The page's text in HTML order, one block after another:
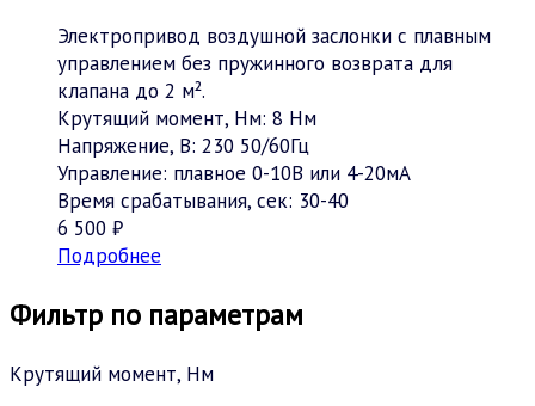
Электропривод воздушной заслонки с плавным
управлением без пружинного возврата для
клапана до 2 м².
Крутящий момент, Нм: 8 Нм
Напряжение, В: 230 50/60Гц
Управление: плавное 0-10В или 4-20мА
Время срабатывания, сек: 30-40
6 500 ₽
Подробнее
Фильтр по параметрам
Крутящий момент, Нм